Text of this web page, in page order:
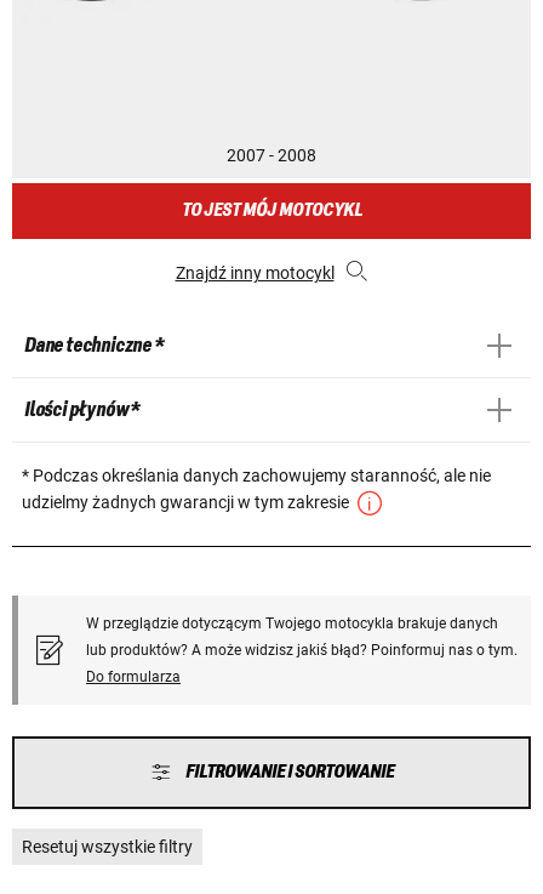
2007 - 2008
TO JEST MÓJ MOTOCYKL
Znajdź inny motocykl
Dane techniczne *
Ilości płynów *
* Podczas określania danych zachowujemy staranność, ale nie
udzielmy żadnych gwarancji w tym zakresie
W przeglądzie dotyczącym Twojego motocykla brakuje danych
lub produktów? A może widzisz jakiś błąd? Poinformuj nas o tym.
Do formularza
FILTROWANIE I SORTOWANIE
Resetuj wszystkie filtry